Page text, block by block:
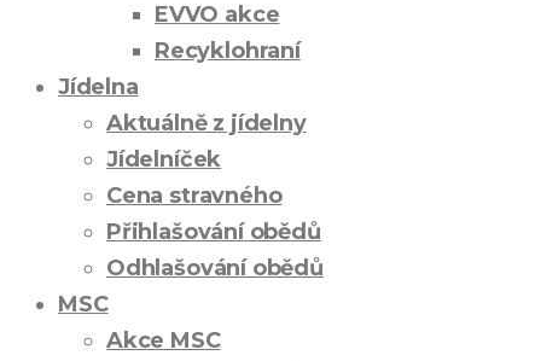
EVVO akce
Recyklohraní
Jídelna
Aktuálně z jídelny
Jídelníček
Cena stravného
Přihlašování obědů
Odhlašování obědů
MSC
Akce MSC